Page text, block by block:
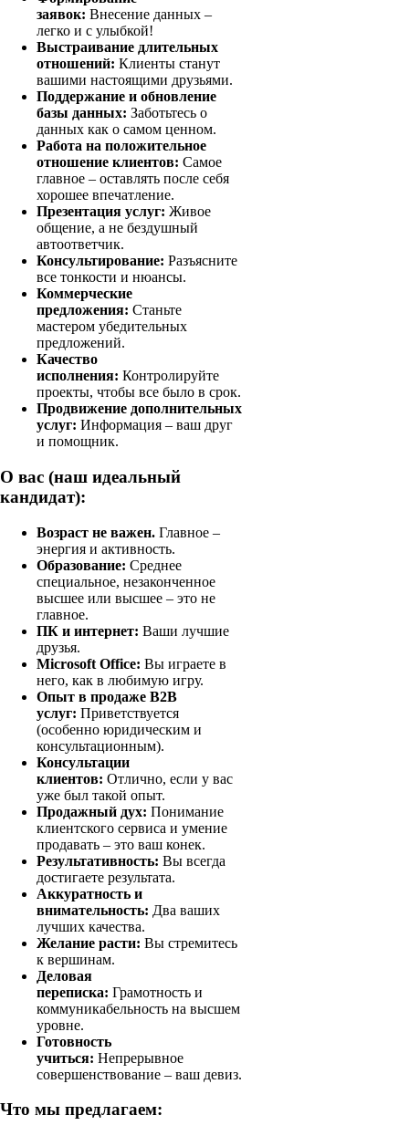
заявок: Внесение данных –
легко и с улыбкой!
Выстраивание длительных
отношений: Клиенты станут
вашими настоящими друзьями.
Поддержание и обновление
базы данных: Заботьтесь о
данных как о самом ценном.
Работа на положительное
отношение клиентов: Самое
главное – оставлять после себя
хорошее впечатление.
Презентация услуг: Живое
общение, а не бездушный
автоответчик.
Консультирование: Разъясните
все тонкости и нюансы.
Коммерческие
предложения: Станьте
мастером убедительных
предложений.
Качество
исполнения: Контролируйте
проекты, чтобы все было в срок.
Продвижение дополнительных
услуг: Информация – ваш друг
и помощник.
О вас (наш идеальный
кандидат):
Возраст не важен. Главное –
энергия и активность.
Образование: Среднее
специальное, незаконченное
высшее или высшее – это не
главное.
ПК и интернет: Ваши лучшие
друзья.
Microsoft Office: Вы играете в
него, как в любимую игру.
Опыт в продаже B2B
услуг: Приветствуется
(особенно юридическим и
консультационным).
Консультации
клиентов: Отлично, если у вас
уже был такой опыт.
Продажный дух: Понимание
клиентского сервиса и умение
продавать – это ваш конек.
Результативность: Вы всегда
достигаете результата.
Аккуратность и
внимательность: Два ваших
лучших качества.
Желание расти: Вы стремитесь
к вершинам.
Деловая
переписка: Грамотность и
коммуникабельность на высшем
уровне.
Готовность
учиться: Непрерывное
совершенствование – ваш девиз.
Что мы предлагаем: